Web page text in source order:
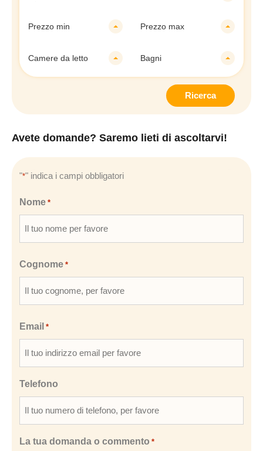
Prezzo min Prezzo max
Camere da letto Bagni
Ricerca
Avete domande? Saremo lieti di ascoltarvi!
"*" indica i campi obbligatori
Nome *
Cognome *
Email *
Telefono
La tua domanda o commento *